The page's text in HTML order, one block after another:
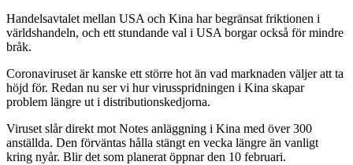
Handelsavtalet mellan USA och Kina har begränsat friktionen i
världshandeln, och ett stundande val i USA borgar också för mindre
bråk.
Coronaviruset är kanske ett större hot än vad marknaden väljer att ta
höjd för. Redan nu ser vi hur virusspridningen i Kina skapar
problem längre ut i distributionskedjorna.
Viruset slår direkt mot Notes anläggning i Kina med över 300
anställda. Den förväntas hålla stängt en vecka längre än vanligt
kring nyår. Blir det som planerat öppnar den 10 februari.